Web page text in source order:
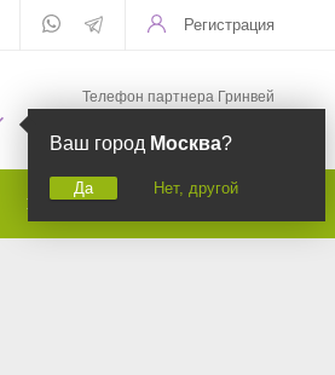
Регистрация
Ваш город Москва?
Да Нет, другой
Телефон партнера Гринвей
БРЕНДЫ